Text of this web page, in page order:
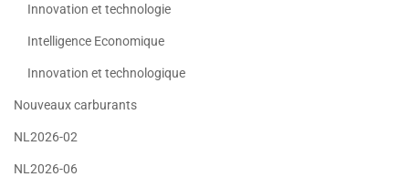
Innovation et technologie
Intelligence Economique
Innovation et technologique
Nouveaux carburants
NL2026-02
NL2026-06